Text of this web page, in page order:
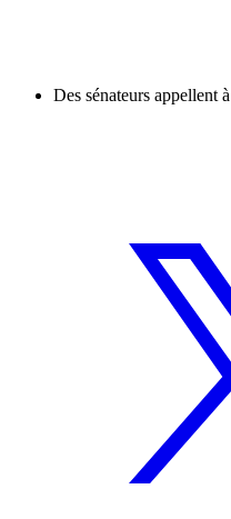
Des sénateurs appellent